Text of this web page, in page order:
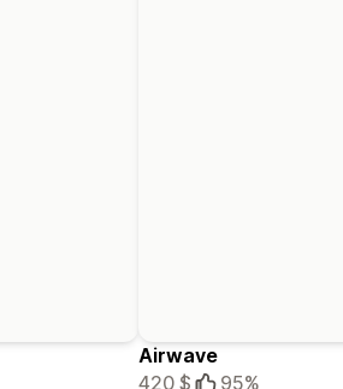
Airwave
420 $
95%